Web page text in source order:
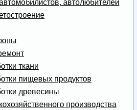
автолюбителей
ткани
пищевых продуктов
древесины
производства